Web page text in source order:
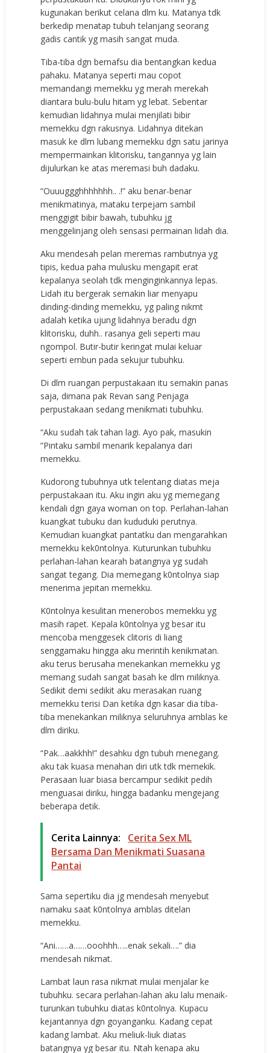
kugunakan berikut celana dlm ku. Matanya tdk
berkedip menatap tubuh telanjang seorang
gadis cantik yg masih sangat muda.
Tiba-tiba dgn bernafsu dia bentangkan kedua
pahaku. Matanya seperti mau copot
memandangi memekku yg merah merekah
diantara bulu-bulu hitam yg lebat. Sebentar
kemudian lidahnya mulai menjilati bibir
memekku dgn rakusnya. Lidahnya ditekan
masuk ke dlm lubang memekku dgn satu jarinya
mempermainkan klitorisku, tangannya yg lain
dijulurkan ke atas meremasi buh dadaku.
“Ouuuggghhhhhhh.. .!” aku benar-benar
menikmatinya, mataku terpejam sambil
menggigit bibir bawah, tubuhku jg
menggelinjang oleh sensasi permainan lidah dia.
Aku mendesah pelan meremas rambutnya yg
tipis, kedua paha mulusku mengapit erat
kepalanya seolah tdk menginginkannya lepas.
Lidah itu bergerak semakin liar menyapu
dinding-dinding memekku, yg paling nikmt
adalah ketika ujung lidahnya beradu dgn
klitorisku, duhh.. rasanya geli seperti mau
ngompol. Butir-butir keringat mulai keluar
seperti embun pada sekujur tubuhku.
Di dlm ruangan perpustakaan itu semakin panas
saja, dimana pak Revan sang Penjaga
perpustakaan sedang menikmati tubuhku.
“Aku sudah tak tahan lagi. Ayo pak, masukin
”Pintaku sambil menarik kepalanya dari
memekku.
Kudorong tubuhnya utk telentang diatas meja
perpustakaan itu. Aku ingin aku yg memegang
kendali dgn gaya woman on top. Perlahan-lahan
kuangkat tubuku dan kududuki perutnya.
Kemudian kuangkat pantatku dan mengarahkan
memekku kek0ntolnya. Kuturunkan tubuhku
perlahan-lahan kearah batangnya yg sudah
sangat tegang. Dia memegang k0ntolnya siap
menerima jepitan memekku.
K0ntolnya kesulitan menerobos memekku yg
masih rapet. Kepala k0ntolnya yg besar itu
mencoba menggesek clitoris di liang
senggamaku hingga aku merintih kenikmatan.
aku terus berusaha menekankan memekku yg
memang sudah sangat basah ke dlm miliknya.
Sedikit demi sedikit aku merasakan ruang
memekku terisi Dan ketika dgn kasar dia tiba-
tiba menekankan miliknya seluruhnya amblas ke
dlm diriku.
“Pak…aakkhh!” desahku dgn tubuh menegang.
aku tak kuasa menahan diri utk tdk memekik.
Perasaan luar biasa bercampur sedikit pedih
menguasai diriku, hingga badanku mengejang
beberapa detik.
Cerita Lainnya:
Cerita Sex ML
Bersama Dan Menikmati Suasana
Pantai
Sama sepertiku dia jg mendesah menyebut
namaku saat k0ntolnya amblas ditelan
memekku.
“Ani……a……ooohhh…..enak sekali….” dia
mendesah nikmat.
Lambat laun rasa nikmat mulai menjalar ke
tubuhku. secara perlahan-lahan aku lalu menaik-
turunkan tubuhku diatas k0ntolnya. Kupacu
kejantannya dgn goyanganku. Kadang cepat
kadang lambat. Aku meliuk-liuk diatas
batangnya yg besar itu. Ntah kenapa aku